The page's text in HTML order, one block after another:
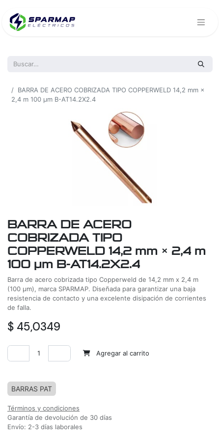
BARRA DE ACERO COBRIZADA TIPO COPPERWELD 14,2 mm ×
2,4 m 100 μm B-AT14.2X2.4
BARRA DE ACERO
COBRIZADA TIPO
COPPERWELD 14,2 mm × 2,4 m
100 μm B-AT14.2X2.4
Barra de acero cobrizada tipo Copperweld de 14,2 mm x 2,4 m
(100 µm), marca SPARMAP. Diseñada para garantizar una baja
resistencia de contacto y una excelente disipación de corrientes
de falla.
$ 45,0349
Agregar al carrito
BARRAS PAT
Términos y condiciones
Garantía de devolución de 30 días
Envío: 2-3 días laborales